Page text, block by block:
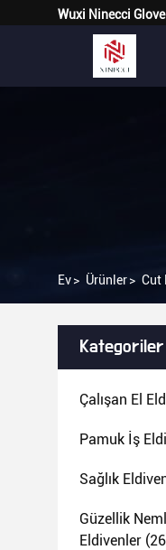
Wuxi Ninecci
Ev> Ürünler> Cut
Kategoriler
Çalışan El
Pamuk İş
Sağlık
Güzellik
Eldivenler